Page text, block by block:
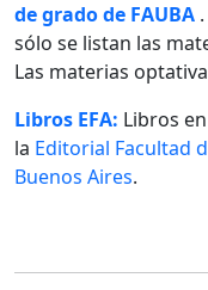
de grado de FAUBA
sólo se listan las
Las materias
Libros EFA: Libros
la Editorial Facultad
Buenos Aires.